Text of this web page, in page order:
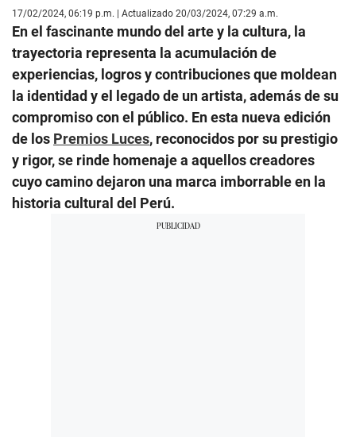
17/02/2024, 06:19 p.m. | Actualizado 20/03/2024, 07:29 a.m.
En el fascinante mundo del arte y la cultura, la
trayectoria representa la acumulación de
experiencias, logros y contribuciones que moldean
la identidad y el legado de un artista, además de su
compromiso con el público. En esta nueva edición
de los Premios Luces, reconocidos por su prestigio
y rigor, se rinde homenaje a aquellos creadores
cuyo camino dejaron una marca imborrable en la
historia cultural del Perú.